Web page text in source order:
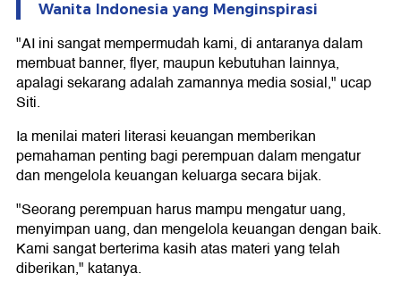
Wanita Indonesia yang Menginspirasi
"AI ini sangat mempermudah kami, di antaranya dalam
membuat banner, flyer, maupun kebutuhan lainnya,
apalagi sekarang adalah zamannya media sosial," ucap
Siti.
Ia menilai materi literasi keuangan memberikan
pemahaman penting bagi perempuan dalam mengatur
dan mengelola keuangan keluarga secara bijak.
"Seorang perempuan harus mampu mengatur uang,
menyimpan uang, dan mengelola keuangan dengan baik.
Kami sangat berterima kasih atas materi yang telah
diberikan," katanya.